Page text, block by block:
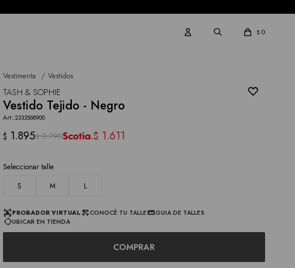
$ 0
Vestimenta Vestidos
TASH & SOPHIE
Vestido Tejido - Negro
2333568900
$ 1.895$ 3.790 $ 1.611
Seleccionar talle
S
M L
PROBADOR VIRTUAL CONOCÉ TU TALLE
GUIA DE TALLES
UBICAR EN TIENDA
COMPRAR